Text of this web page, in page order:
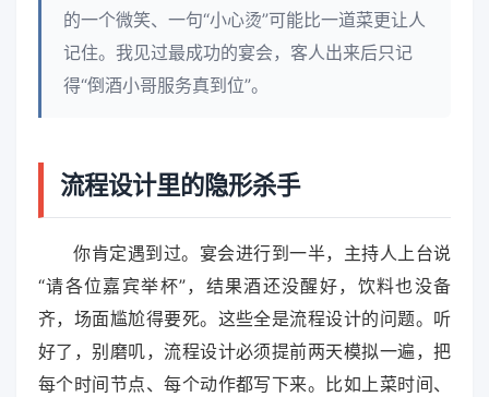
的一个微笑、一句“小心烫”可能比一道菜更让人
记住。我见过最成功的宴会，客人出来后只记
得“倒酒小哥服务真到位”。
流程设计里的隐形杀手
你肯定遇到过。宴会进行到一半，主持人上台说
“请各位嘉宾举杯”，结果酒还没醒好，饮料也没备
齐，场面尴尬得要死。这些全是流程设计的问题。听
好了，别磨叽，流程设计必须提前两天模拟一遍，把
每个时间节点、每个动作都写下来。比如上菜时间、